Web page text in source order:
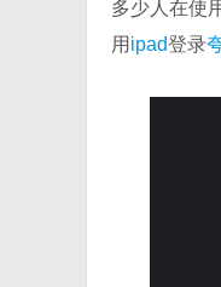
多少人在使
用 ipad登录